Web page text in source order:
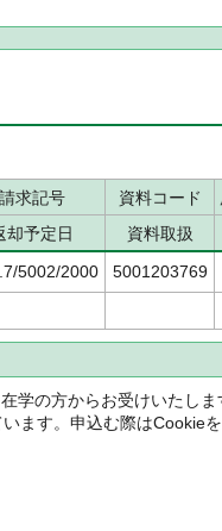
請求記号 資料コード
却予定日
資料取扱
5002/2000
5001203769
学の方からお受けいたしま
ます。申込む際はCookie